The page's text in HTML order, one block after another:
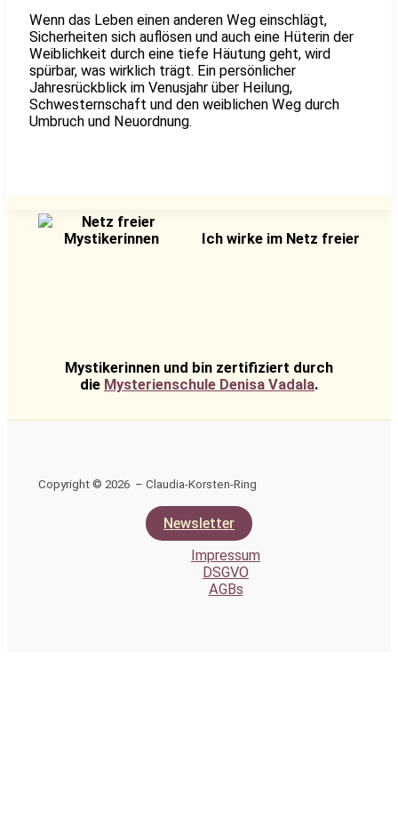
Wenn das Leben einen anderen Weg einschlägt,
Sicherheiten sich auflösen und auch eine Hüterin der
Weiblichkeit durch eine tiefe Häutung geht, wird
spürbar, was wirklich trägt. Ein persönlicher
Jahresrückblick im Venusjahr über Heilung,
Schwesternschaft und den weiblichen Weg durch
Umbruch und Neuordnung.
Ich wirke im Netz freier
Mystikerinnen und bin zertifiziert durch
die Mysterienschule Denisa Vadala.
Copyright © 2026 – Claudia-Korsten-Ring
Newsletter
Impressum
DSGVO
AGBs